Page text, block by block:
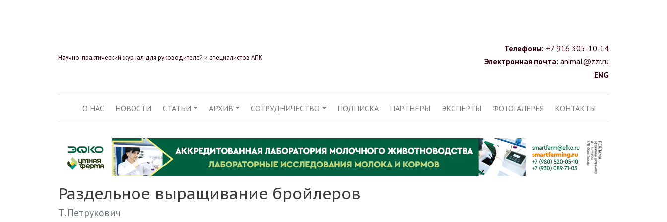
Научно-практический журнал для руководителей и специалистов АПК
Телефоны: +7 916 305-10-14
Электронная почта: animal@zzr.ru
ENG
ОСНОВНАЯ НАВИГАЦИЯ
О НАС НОВОСТИ СТАТЬИ АРХИВ СОТРУДНИЧЕСТВО ПОДПИСКА ПАРТНЕРЫ ЭКСПЕРТЫ ФОТОГАЛЕРЕЯ КОНТАКТЫ
Раздельное выращивание бройлеров
Т. Петрукович